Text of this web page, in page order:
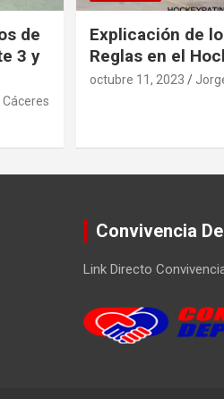
de
3 y
Explicación de
Reglas en el
octubre 11, 2023
Convivencia
Link Directo